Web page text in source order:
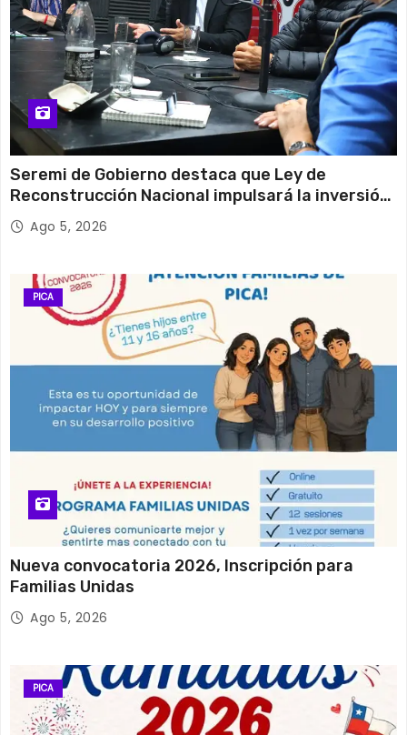
Seremi de Gobierno destaca que Ley de
Reconstrucción Nacional impulsará la inversión
y el empleo en Tarapacá
Ago 5, 2026
PICA
Nueva convocatoria 2026, Inscripción para
Familias Unidas
Ago 5, 2026
PICA